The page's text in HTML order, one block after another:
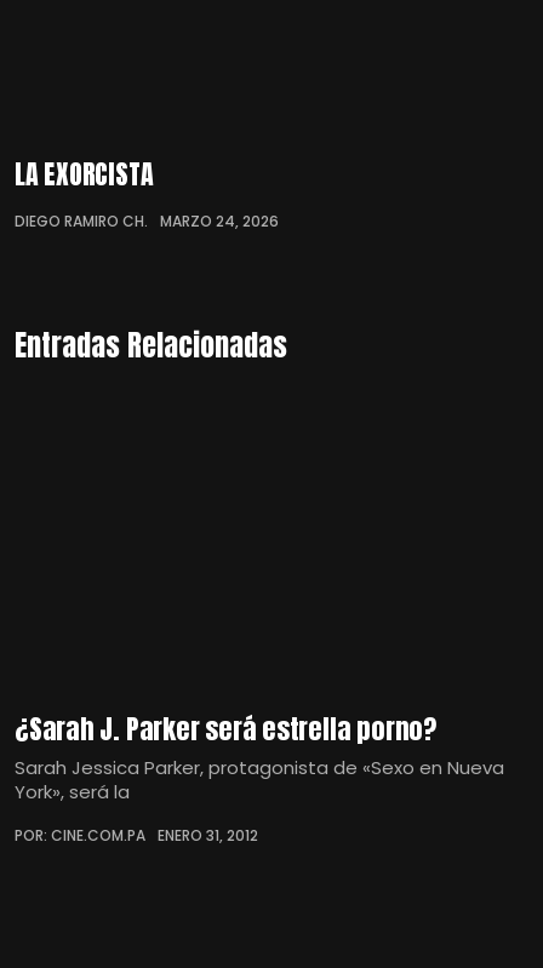
LA EXORCISTA
DIEGO RAMIRO CH. MARZO 24, 2026
Entradas Relacionadas
¿Sarah J. Parker será estrella porno?
Sarah Jessica Parker, protagonista de «Sexo en Nueva
York», será la
POR: CINE.COM.PA ENERO 31, 2012